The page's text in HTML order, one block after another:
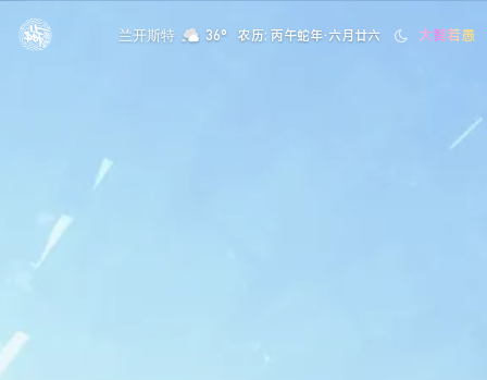
兰开斯特 36° 农历: 丙午蛇年·六月廿六 大智若愚